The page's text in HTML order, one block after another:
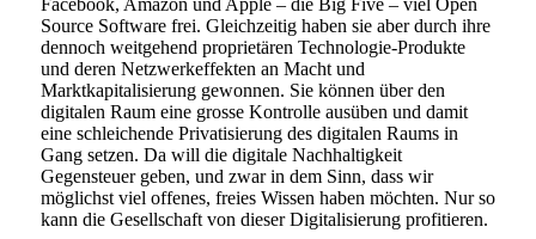
Facebook, Amazon und Apple – die Big Five – viel Open
Source Software frei. Gleichzeitig haben sie aber durch ihre
dennoch weitgehend proprietären Technologie-Produkte
und deren Netzwerkeffekten an Macht und
Marktkapitalisierung gewonnen. Sie können über den
digitalen Raum eine grosse Kontrolle ausüben und damit
eine schleichende Privatisierung des digitalen Raums in
Gang setzen. Da will die digitale Nachhaltigkeit
Gegensteuer geben, und zwar in dem Sinn, dass wir
möglichst viel offenes, freies Wissen haben möchten. Nur so
kann die Gesellschaft von dieser Digitalisierung profitieren.